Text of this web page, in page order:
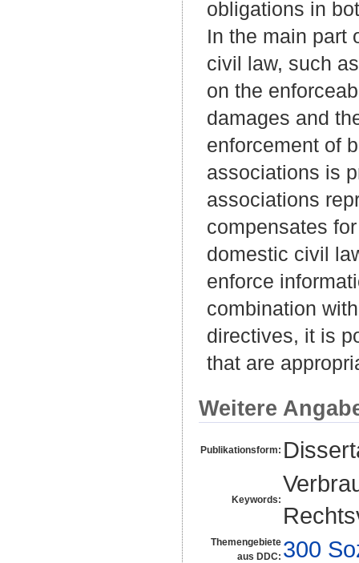
obligations in
In the main part
civil law, such
on the
damages and
enforcement of
associations is
associations
compensates
domestic civil
enforce
combination
directives, it is
that are
Weitere
Publikationsform:
Keywords:
Themengebiete
aus DDC: 300